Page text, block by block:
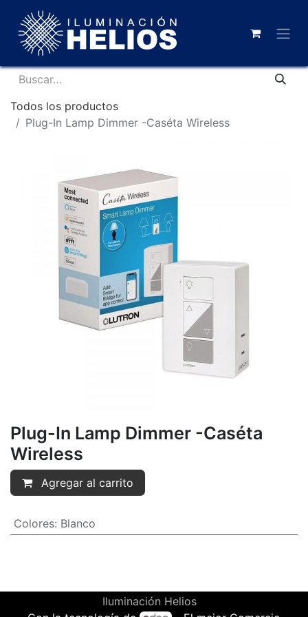
Todos los productos
Plug-In Lamp Dimmer -Caséta Wireless
Plug-In Lamp Dimmer -Caséta
Wireless
Agregar al carrito
Colores: Blanco
Iluminación Helios